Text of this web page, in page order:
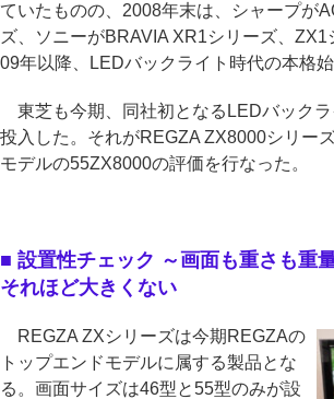
ていたものの、2008年末は、シャープが
ズ、ソニーがBRAVIA XR1シリーズ、
09年以降、LEDバックライト時代の本格始
東芝も今期、同社初となるLEDバック
投入した。それがREGZA ZX8000シリー
モデルの55ZX8000の評価を行なった。
■ 設置性チェック ～画面も重さも重
それほど大きくない
REGZA ZXシリーズは今期REGZAの
トップエンドモデルに属する製品とな
る。画面サイズは46型と55型のみが設